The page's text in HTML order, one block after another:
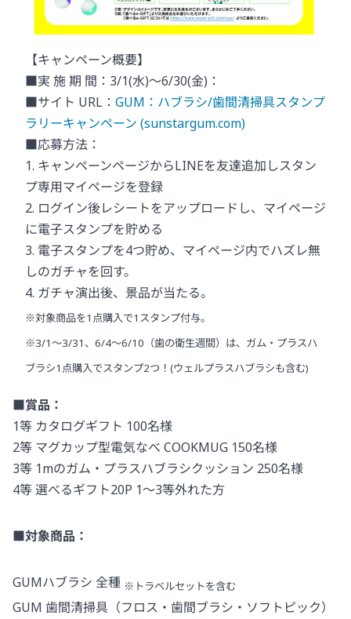
【キャンペーン概要】
■実 施 期 間：3/1(水)～6/30(金)：
■サイト URL： GUM：ハブラシ/歯間清掃具スタンプ
ラリーキャンペーン (sunstargum.com)
■応募方法：
1. キャンペーンページからLINEを友達追加しスタン
プ専用マイページを登録
2. ログイン後レシートをアップロードし、マイページ
に電子スタンプを貯める
3. 電子スタンプを4つ貯め、マイページ内でハズレ無
しのガチャを回す。
4. ガチャ演出後、景品が当たる。
※対象商品を1点購入で1スタンプ付与。
※3/1～3/31、6/4～6/10（歯の衛生週間）は、ガム・プラスハ
ブラシ1点購入でスタンプ2つ！(ウェルプラスハブラシも含む)
■賞品：
1等 カタログギフト 100名様
2等 マグカップ型電気なべ COOKMUG 150名様
3等 1mのガム・プラスハブラシクッション 250名様
4等 選べるギフト20P 1～3等外れた方
■対象商品：
GUMハブラシ 全種 ※トラベルセットを含む
GUM 歯間清掃具（フロス・歯間ブラシ・ソフトピック）